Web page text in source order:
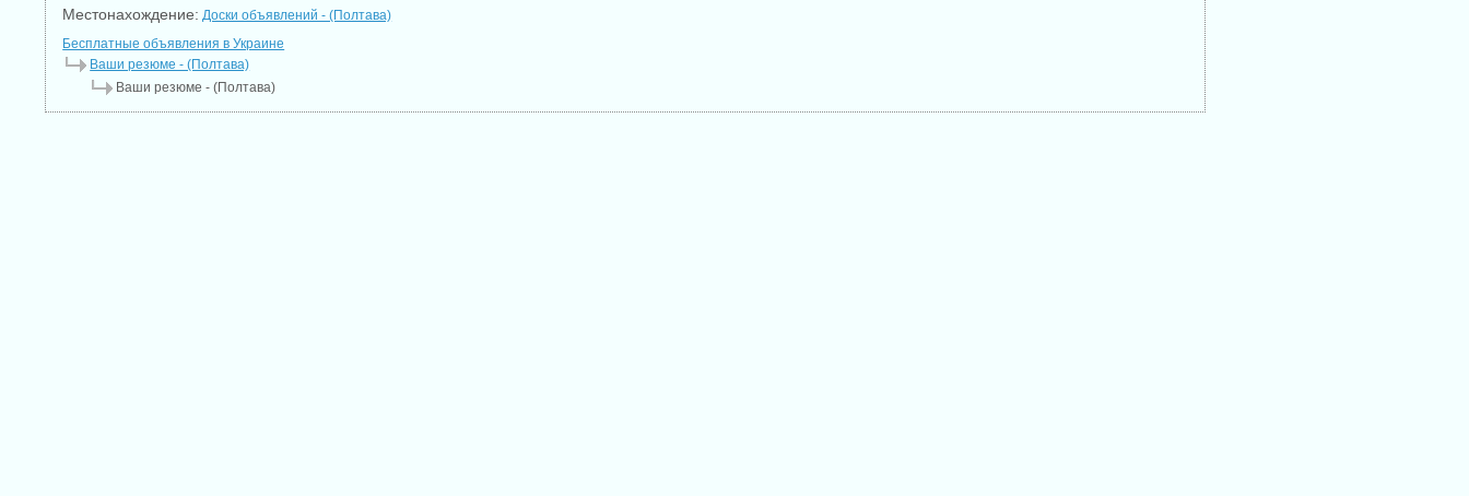
Местонахождение: Доски объявлений - (Полтава)
Бесплатные объявления в Украине
Ваши резюме - (Полтава)
Ваши резюме - (Полтава)